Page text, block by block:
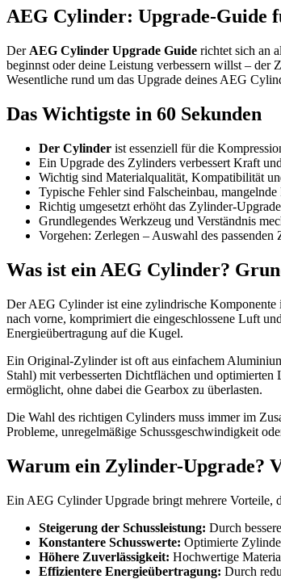
AEG Cylinder: Upgrade-Guide
Der AEG Cylinder Upgrade Guide richtet sich an
beginnst oder deine Leistung verbessern willst – der
Wesentliche rund um das Upgrade deines AEG
Das Wichtigste in 60 Sekunden
Der Cylinder ist essenziell für die
Ein Upgrade des Zylinders verbessert Kraft
Wichtig sind Materialqualität, Kompatibilität
Typische Fehler sind Falscheinbau,
Richtig umgesetzt erhöht das Zylinder-
Grundlegendes Werkzeug und Verständnis
Vorgehen: Zerlegen – Auswahl des
Was ist ein AEG Cylinder?
Der AEG Cylinder ist eine zylindrische
nach vorne, komprimiert die eingeschlossene Luft
Energieübertragung auf die Kugel.
Ein Original-Zylinder ist oft aus einfachem
Stahl) mit verbesserten Dichtflächen und
ermöglicht, ohne dabei die Gearbox zu überlasten.
Die Wahl des richtigen Cylinders muss immer im
Probleme, unregelmäßige Schussgeschwindigkeit
Warum ein Zylinder-Upgrade?
Ein AEG Cylinder Upgrade bringt mehrere Vorteile,
Steigerung der Schussleistung: Durch
Konstantere Schusswerte: Optimierte
Höhere Zuverlässigkeit: Hochwertige
Effizientere Energieübertragung: Durch